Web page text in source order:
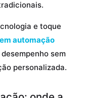
e toque
automação
sem
personalizada.